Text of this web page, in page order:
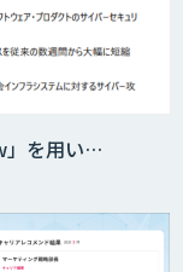
」を用い…